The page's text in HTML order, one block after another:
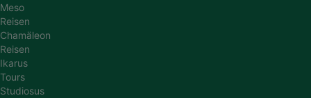
Meso
Reisen
Chamäleon
Reisen
Ikarus
Tours
Studiosus